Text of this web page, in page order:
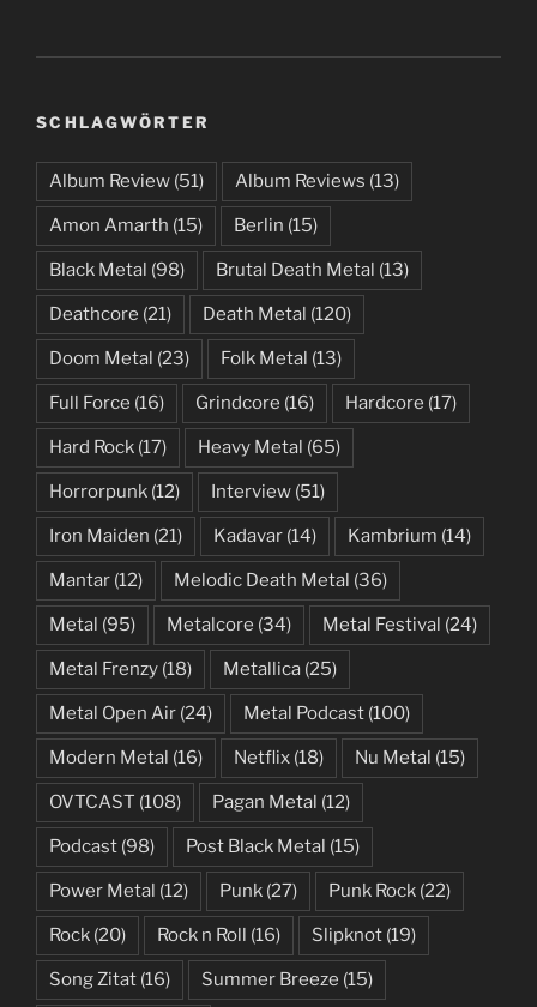
SCHLAGWÖRTER
Album Review (51) Album Reviews (13)
Amon Amarth (15) Berlin (15)
Black Metal (98) Brutal Death Metal (13)
Deathcore (21) Death Metal (120)
Doom Metal (23) Folk Metal (13)
Full Force (16) Grindcore (16) Hardcore (17)
Hard Rock (17) Heavy Metal (65)
Horrorpunk (12) Interview (51)
Iron Maiden (21) Kadavar (14) Kambrium (14)
Mantar (12) Melodic Death Metal (36)
Metal (95) Metalcore (34) Metal Festival (24)
Metal Frenzy (18) Metallica (25)
Metal Open Air (24) Metal Podcast (100)
Modern Metal (16) Netflix (18) Nu Metal (15)
OVTCAST (108) Pagan Metal (12)
Podcast (98) Post Black Metal (15)
Power Metal (12) Punk (27) Punk Rock (22)
Rock (20) Rock n Roll (16) Slipknot (19)
Song Zitat (16) Summer Breeze (15)